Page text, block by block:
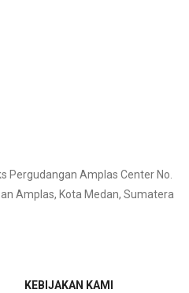
Pergudangan Amplas Center No.
Amplas, Kota Medan, Sumatera
KEBIJAKAN KAMI